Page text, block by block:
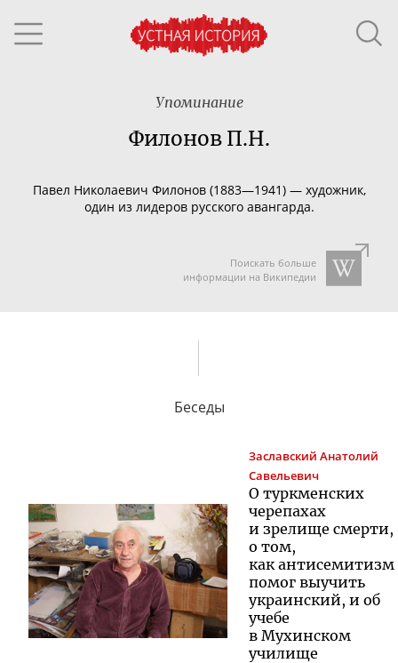
Упоминание
Филонов П.Н.
Павел Николаевич Филонов (1883—1941) — художник,
один из лидеров русского авангарда.
Поискать больше
информации на Википедии
Беседы
Заславский Анатолий
Савельевич
О туркменских
черепахах
и зрелище смерти,
о том,
как антисемитизм
помог выучить
украинский, и об
учебе
в Мухинском
училище